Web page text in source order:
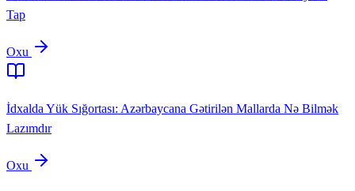
Tap
Oxu
İdxalda Yük Sığortası: Azərbaycana Gətirilən Mallarda Nə Bilmək
Lazımdır
Oxu